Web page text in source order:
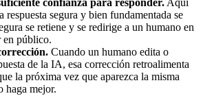
confianza para responder. Aquí
respuesta segura y bien fundamentada se
se retiene y se redirige a un humano en
en público.
Cuando un humano edita o
de la IA, esa corrección retroalimenta
la próxima vez que aparezca la misma
haga mejor.